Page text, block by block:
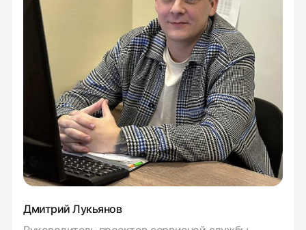
Дмитрий Лукьянов